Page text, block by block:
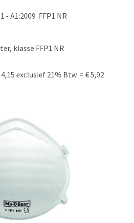
- A1:2009 FFP1 NR
klasse FFP1 NR
exclusief 21% Btw. = € 5,02